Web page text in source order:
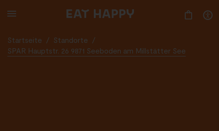
TO
Startseite / Standorte
/
SPAR Hauptstr. 26 9871 Seeboden am Millstätter See